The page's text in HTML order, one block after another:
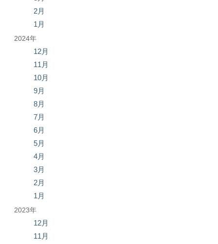
2月
1月
2024年
12月
11月
10月
9月
8月
7月
6月
5月
4月
3月
2月
1月
2023年
12月
11月